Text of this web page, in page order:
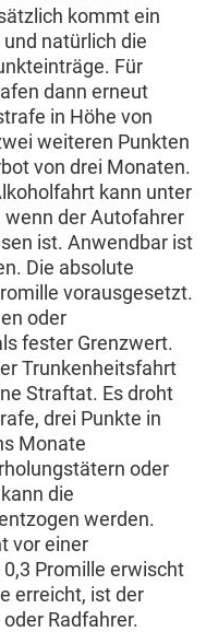
kommt ein
natürlich die
Für
dann erneut
in Höhe von
weiteren Punkten
von drei Monaten.
kann unter
der Autofahrer
ist. Anwendbar ist
Die absolute
vorausgesetzt.
oder
fester Grenzwert.
Trunkenheitsfahrt
Straftat. Es droht
drei Punkte in
Monate
oder
die
werden.
vor einer
Promille erwischt
erreicht, ist der
Radfahrer.